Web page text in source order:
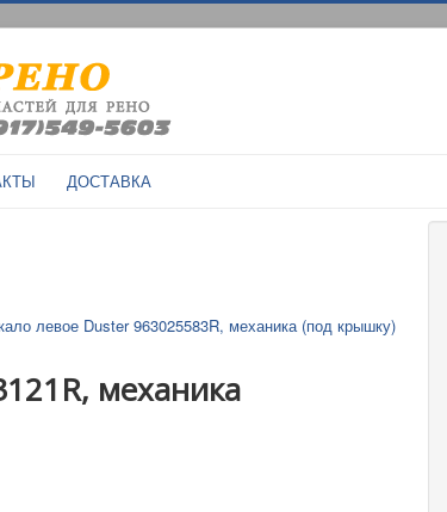
ДОСТАВКА
левое Duster 963025583R, механика (под крышку)
механика